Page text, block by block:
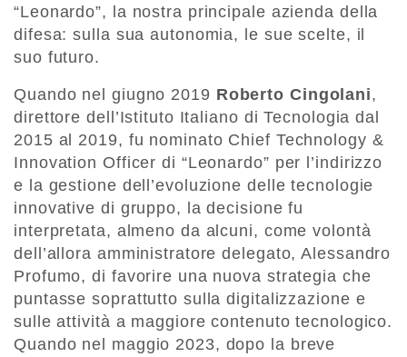
“Leonardo”, la nostra principale azienda della
difesa: sulla sua autonomia, le sue scelte, il
suo futuro.
Quando nel giugno 2019 Roberto Cingolani,
direttore dell’Istituto Italiano di Tecnologia dal
2015 al 2019, fu nominato Chief Technology &
Innovation Officer di “Leonardo” per l’indirizzo
e la gestione dell’evoluzione delle tecnologie
innovative di gruppo, la decisione fu
interpretata, almeno da alcuni, come volontà
dell’allora amministratore delegato, Alessandro
Profumo, di favorire una nuova strategia che
puntasse soprattutto sulla digitalizzazione e
sulle attività a maggiore contenuto tecnologico.
Quando nel maggio 2023, dopo la breve